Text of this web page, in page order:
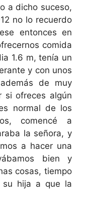
a dicho suceso,
no lo recuerdo
entonces en
comida
1.6 m, tenía un
y con unos
de muy
si ofreces algún
normal de los
comencé a
la señora, y
a hacer una
bien y
cosas, tiempo
su hija a que la